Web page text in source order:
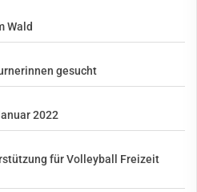
Wald
gesucht
2022
für Volleyball Freizeit